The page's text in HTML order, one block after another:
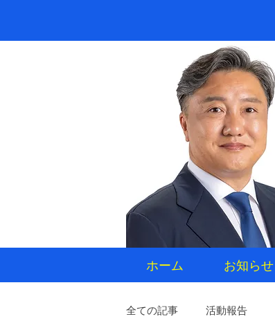
ホーム お知らせ
全ての記事 活動報告